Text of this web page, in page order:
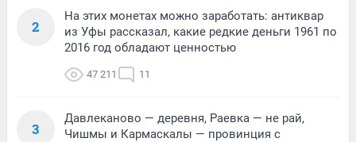
2
На этих монетах можно заработать: антиквар
из Уфы рассказал, какие редкие деньги 1961 по
2016 год обладают ценностью
47 211 11
3
Давлеканово — деревня, Раевка — не рай,
Чишмы и Кармаскалы — провинция с